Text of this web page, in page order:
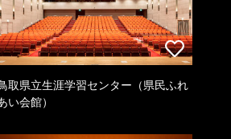
取県立生涯学習センター（県民ふれ
い会館）